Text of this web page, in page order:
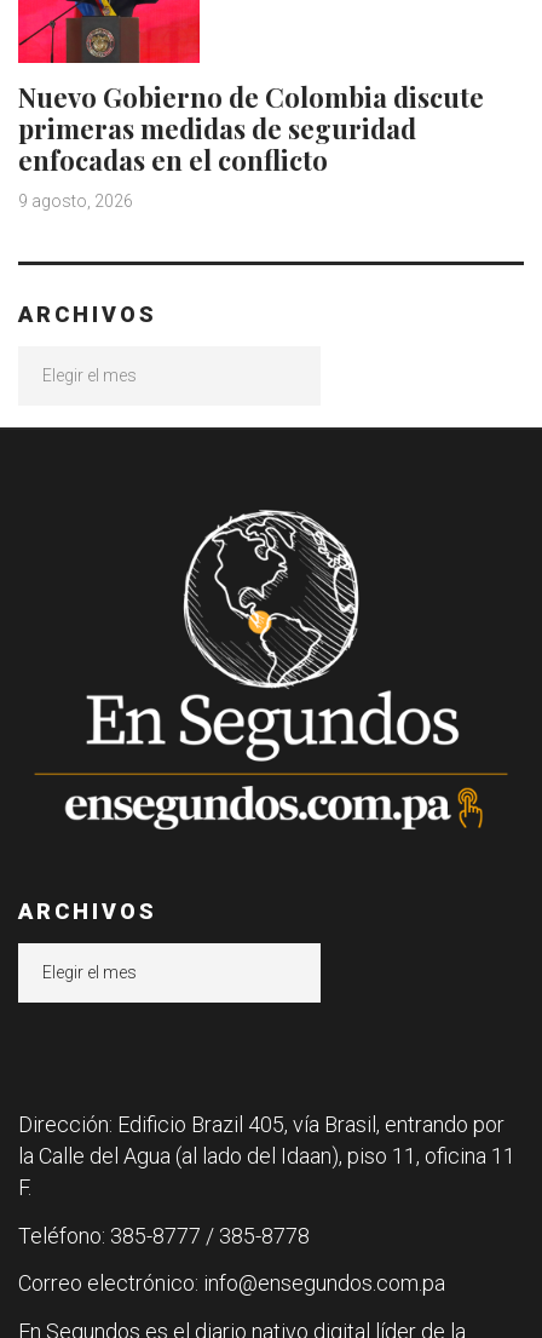
Nuevo Gobierno de Colombia discute
primeras medidas de seguridad
enfocadas en el conflicto
9 agosto, 2026
ARCHIVOS
ARCHIVOS
Dirección: Edificio Brazil 405, vía Brasil, entrando por
la Calle del Agua (al lado del Idaan), piso 11, oficina 11
F.
Teléfono: 385-8777 / 385-8778
Correo electrónico: info@ensegundos.com.pa
En Segundos es el diario nativo digital líder de la